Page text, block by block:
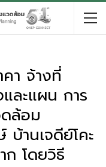
คา จ้างที่
ละแผน การ
ล้อม
บ้านเจดีย์โคะ
โดยวิธี